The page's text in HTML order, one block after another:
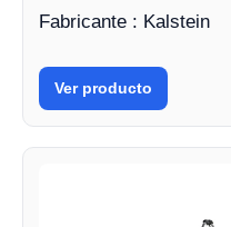
Fabricante : Kalstein
Ver producto